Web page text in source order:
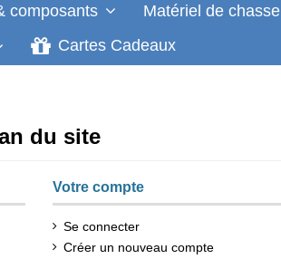
composants Matériel de chasse
Cartes Cadeaux
du site
Votre compte
Se connecter
Créer un nouveau compte